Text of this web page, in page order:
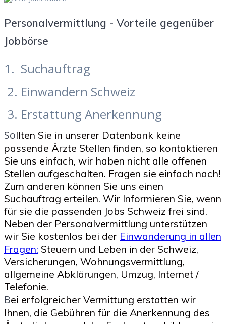
Personalvermittlung - Vorteile gegenüber
Jobbörse
1. Suchauftrag
2. Einwandern Schweiz
3. Erstattung Anerkennung
Sollten Sie in unserer Datenbank keine
passende Ärzte Stellen finden, so kontaktieren
Sie uns einfach, wir haben nicht alle offenen
Stellen aufgeschalten. Fragen sie einfach nach!
Zum anderen können Sie uns einen
Suchauftrag erteilen. Wir Informieren Sie, wenn
für sie die passenden Jobs Schweiz frei sind.
Neben der Personalvermittlung unterstützen
wir Sie kostenlos bei der Einwanderung in allen
Fragen: Steuern und Leben in der Schweiz,
Versicherungen, Wohnungsvermittlung,
allgemeine Abklärungen, Umzug, Internet /
Telefonie.
Bei erfolgreicher Vermittung erstatten wir
Ihnen, die Gebühren für die Anerkennung des